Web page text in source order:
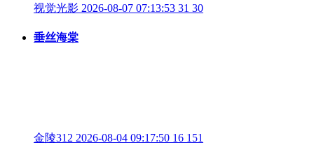
视觉光影 2026-08-07 07:13:53 31 30
垂丝海棠
金陵312 2026-08-04 09:17:50 16 151